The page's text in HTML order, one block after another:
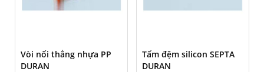
Vòi nối thẳng nhựa PP
DURAN
Tấm đệm silicon SEPTA
DURAN